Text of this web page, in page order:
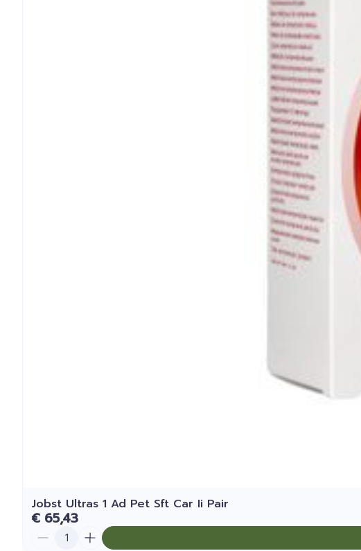
Jobst Ultras 1 Ad Pet Sft Car Ii Pair
€ 65,43
Aantal